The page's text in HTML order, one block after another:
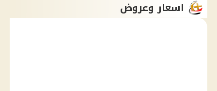
اسعار وعروض